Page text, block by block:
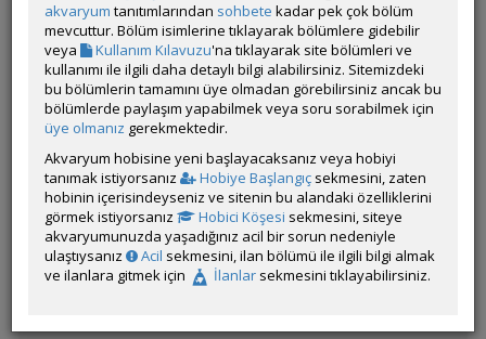
suyu kullandım bakteri kültürünü yarın kullanmaya
başlıyacağım elimde 1 adet cüce vatoz var 1 aydır 5 litrelik
akvaryumda yaşıyor ne zaman ana akvaryuma alayım daha çok
orda kalmasını istemiyorum.
Üye imzalarını sadece giriş yapan üyelerimiz görebilir
ÖM
aquaticathearmi
Çevrim Dışı
akvaryum tanıtımlarından sohbete kadar pek çok bölüm
mevcuttur. Bölüm isimlerine tıklayarak bölümlere gidebilir
veya
Kullanım Kılavuzu'na tıklayarak site bölümleri ve
kullanımı ile ilgili daha detaylı bilgi alabilirsiniz. Sitemizdeki
bu bölümlerin tamamını üye olmadan görebilirsiniz ancak bu
bölümlerde paylaşım yapabilmek veya soru sorabilmek için
üye olmanız gerekmektedir.
Akvaryum hobisine yeni başlayacaksanız veya hobiyi
tanımak istiyorsanız
Hobiye Başlangıç sekmesini, zaten
hobinin içerisindeyseniz ve sitenin bu alandaki özelliklerini
görmek istiyorsanız
Hobici Köşesi sekmesini, siteye
akvaryumunuzda yaşadığınız acil bir sorun nedeniyle
ulaştıysanız
Acil sekmesini, ilan bölümü ile ilgili bilgi almak
ve ilanlara gitmek için
İlanlar sekmesini tıklayabilirsiniz.